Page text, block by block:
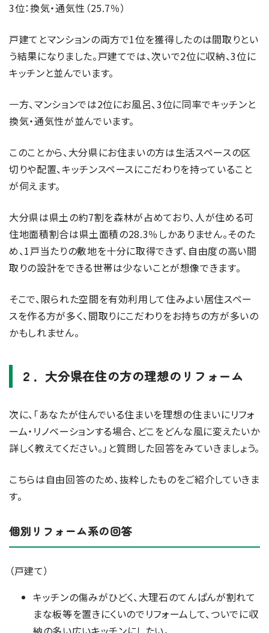
3位：換気・通気性（25.7％）
戸建てとマンションの両方で1位を獲得したのは間取りとい
う結果になりました。戸建てでは、次いで2位に収納、3位に
キッチンと並んでいます。
一方、マンションでは2位にお風呂、3位に同率でキッチンと
換気・通気性が並んでいます。
このことから、大分県にお住まいの方は生活スペースの区
切りや配置、キッチンスペースにこだわりを持っていること
が伺えます。
大分県は県土の約7割を森林が占めており、人が住める可
住地面積割合は県土面積の28.3％しかありません。そのた
め、1戸当たりの敷地を十分に取得できず、自由度の高い間
取りの設計をできる世帯は少ないことが想像できます。
そこで、限られた空間を有効利用して住みよい居住スペー
スを作る方が多く、間取りにこだわりをお持ちの方が多いの
かもしれません。
２．大分県在住の方の理想のリフォーム
次に、「あなたが住んでいる住まいを理想の住まいにリフォ
ーム・リノベーションする場合、どこをどんな風に変えたいか
詳しく教えてください。」と質問した回答をみていきましょう。
こちらは自由回答のため、抜粋したものをご紹介していきま
す。
個別リフォーム系の回答
（戸建て）
キッチンの傷みがひどく、大理石のてんぱんが割れて
まな板等を置きにくいのでリフォームして、ついでに収